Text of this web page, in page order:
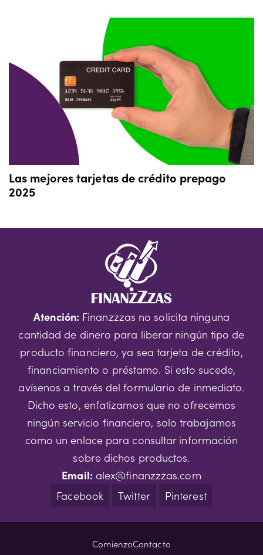
Las mejores tarjetas de crédito prepago
2025
Atención: Finanzzzas no solicita ninguna
cantidad de dinero para liberar ningún tipo de
producto financiero, ya sea tarjeta de crédito,
financiamiento o préstamo. Si esto sucede,
avísenos a través del formulario de inmediato.
Dicho esto, enfatizamos que no ofrecemos
ningún servicio financiero, solo trabajamos
como un enlace para consultar información
sobre dichos productos.
Email: alex@finanzzzas.com
Facebook
Twitter Pinterest
ComienzoContacto